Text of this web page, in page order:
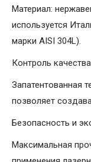
Материал:
используется
марки AISI 304L).
Контроль
Запатентованная
позволяет
Безопасность и
Максимальная